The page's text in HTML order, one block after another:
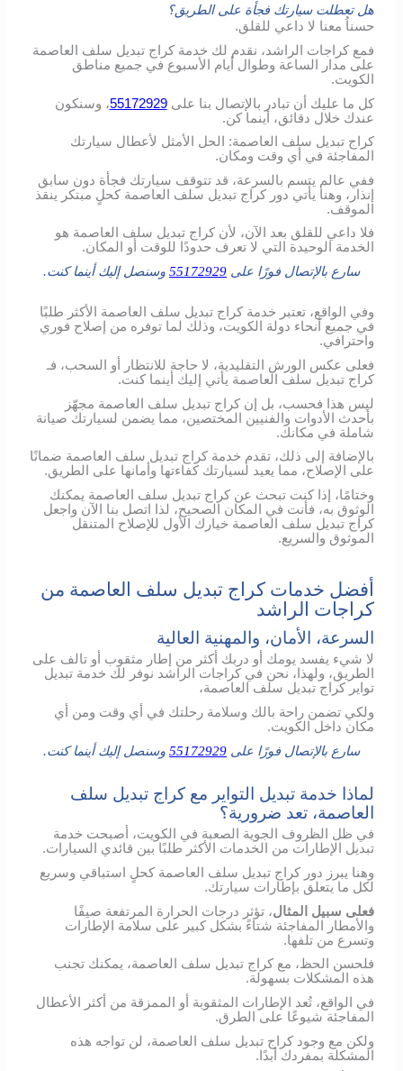
هل تعطلت سيارتك فجأة على الطريق؟
حسناُ معنا لا داعي للقلق.
فمع كراجات الراشد، نقدم لك خدمة كراج تبديل سلف العاصمة
على مدار الساعة وطوال أيام الأسبوع في جميع مناطق
الكويت.
كل ما عليك أن تبادر بالإتصال بنا على55172929، وسنكون
عندك خلال دقائق، أينما كن.
كراج تبديل سلف العاصمة: الحل الأمثل لأعطال سيارتك
المفاجئة في أي وقت ومكان.
ففي عالم يتسم بالسرعة، قد تتوقف سيارتك فجأة دون سابق
إنذار، وهنا يأتي دور كراج تبديل سلف العاصمة كحلٍ مبتكر ينقذ
الموقف.
فلا داعي للقلق بعد الآن، لأن كراج تبديل سلف العاصمة هو
الخدمة الوحيدة التي لا تعرف حدودًا للوقت أو المكان.
سارع بالإتصال فورًا على 55172929 وسنصل إليك أينما كنت.
وفي الواقع، تعتبر خدمة كراج تبديل سلف العاصمة الأكثر طلبًا
في جميع أنحاء دولة الكويت، وذلك لما توفره من إصلاح فوري
واحترافي.
فعلى عكس الورش التقليدية، لا حاجة للانتظار أو السحب، فـ
كراج تبديل سلف العاصمة يأتي إليك أينما كنت.
ليس هذا فحسب، بل إن كراج تبديل سلف العاصمة مجهّز
بأحدث الأدوات والفنيين المختصين، مما يضمن لسيارتك صيانة
شاملة في مكانك.
بالإضافة إلى ذلك، تقدم خدمة كراج تبديل سلف العاصمة ضمانًا
على الإصلاح، مما يعيد لسيارتك كفاءتها وأمانها على الطريق.
وختامًا، إذا كنت تبحث عن كراج تبديل سلف العاصمة يمكنك
الوثوق به، فأنت في المكان الصحيح، لذا اتصل بنا الآن واجعل
كراج تبديل سلف العاصمة خيارك الأول للإصلاح المتنقل
الموثوق والسريع.
أفضل خدمات كراج تبديل سلف العاصمة من
كراجات الراشد
السرعة، الأمان، والمهنية العالية
لا شيء يفسد يومك أو دربك أكثر من إطار مثقوب أو تالف على
الطريق، ولهذا، نحن في كراجات الراشد نوفر لك خدمة تبديل
تواير كراج تبديل سلف العاصمة،
ولكي تضمن راحة بالك وسلامة رحلتك في أي وقت ومن أي
مكان داخل الكويت.
سارع بالإتصال فورًا على 55172929 وسنصل إليك أينما كنت.
لماذا خدمة تبديل التواير مع كراج تبديل سلف
العاصمة، تعد ضرورية؟
في ظل الظروف الجوية الصعبة في الكويت، أصبحت خدمة
تبديل الإطارات من الخدمات الأكثر طلبًا بين قائدي السيارات.
وهنا يبرز دور كراج تبديل سلف العاصمة كحلٍ استباقي وسريع
لكل ما يتعلق بإطارات سيارتك.
فعلى سبيل المثال، تؤثر درجات الحرارة المرتفعة صيفًا
والأمطار المفاجئة شتاءً بشكل كبير على سلامة الإطارات
وتسرع من تلفها.
فلحسن الحظ، مع كراج تبديل سلف العاصمة، يمكنك تجنب
هذه المشكلات بسهولة.
في الواقع، تُعد الإطارات المثقوبة أو الممزقة من أكثر الأعطال
المفاجئة شيوعًا على الطرق.
ولكن مع وجود كراج تبديل سلف العاصمة، لن تواجه هذه
المشكلة بمفردك أبدًا.